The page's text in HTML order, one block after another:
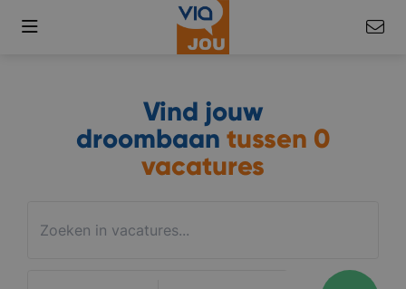
Vind jouw
droombaan tussen 0
vacatures